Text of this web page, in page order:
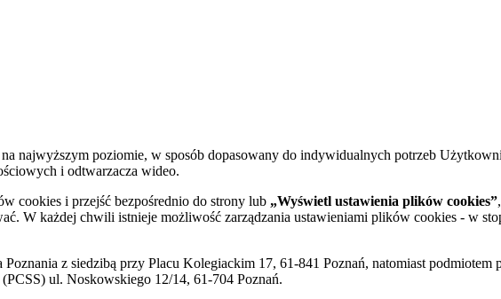
najwyższym poziomie, w sposób dopasowany do indywidualnych potrzeb
i odtwarzacza wideo.
cookies i przejść bezpośrednio do strony lub „Wyświetl ustawienia plików cookies”
W każdej chwili istnieje możliwość zarządzania ustawieniami plików cookies - w
z siedzibą przy Placu Kolegiackim 17, 61-841 Poznań, natomiast podmiotem
ul. Noskowskiego 12/14, 61-704 Poznań.